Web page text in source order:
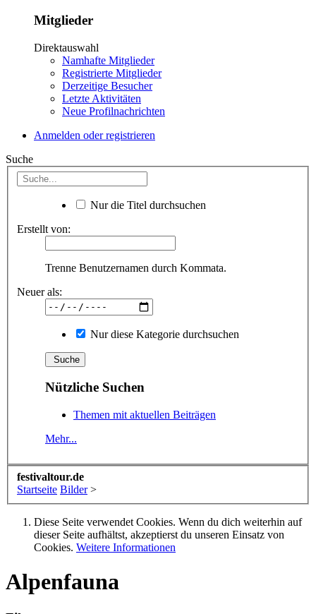
Mitglieder
Direktauswahl
Namhafte Mitglieder
Registrierte Mitglieder
Derzeitige Besucher
Letzte Aktivitäten
Neue Profilnachrichten
Anmelden oder registrieren
Suche
Nur die Titel durchsuchen
Erstellt von:
Trenne Benutzernamen durch Kommata.
Neuer als:
Nur diese Kategorie durchsuchen
Nützliche Suchen
Themen mit aktuellen Beiträgen
Mehr...
festivaltour.de
Startseite Bilder >
Diese Seite verwendet Cookies. Wenn du dich weiterhin auf
dieser Seite aufhältst, akzeptierst du unseren Einsatz von
Cookies. Weitere Informationen
Alpenfauna